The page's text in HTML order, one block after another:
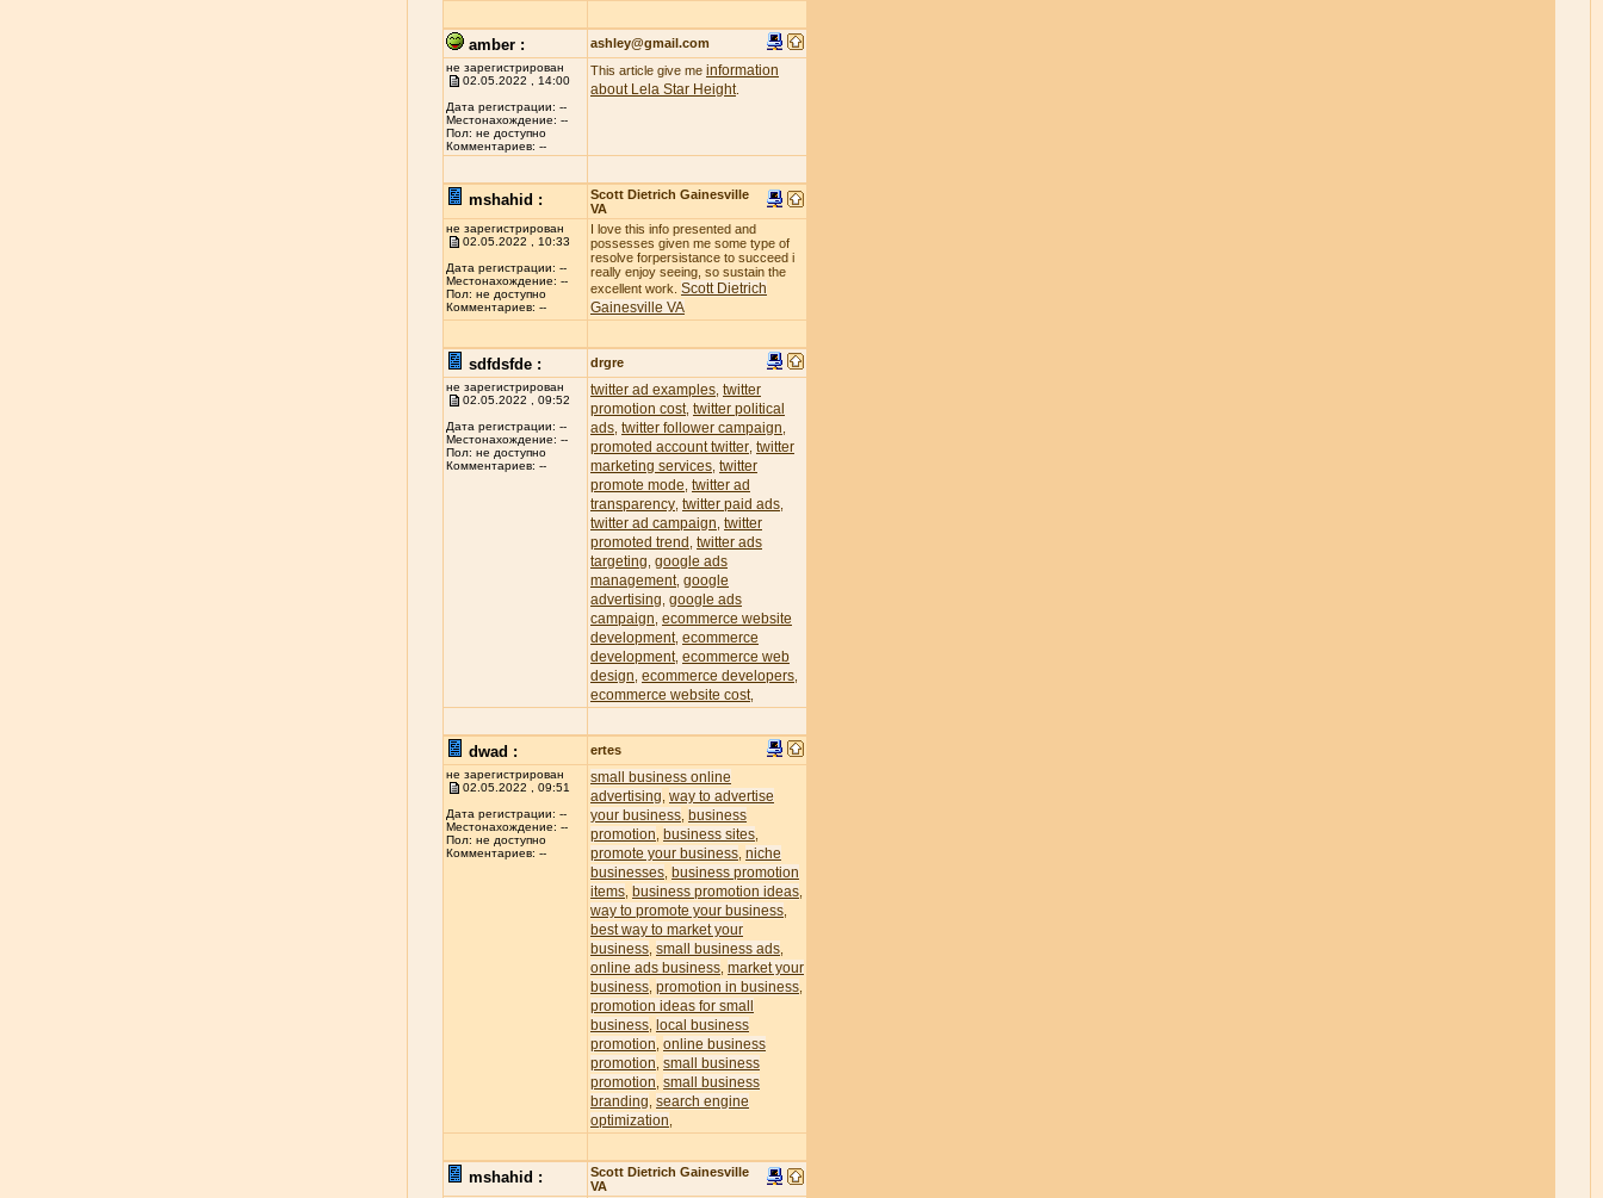
amber : ashley@gmail.com
не зарегистрирован
02.05.2022 , 14:00
Дата регистрации: --
Местонахождение: --
Пол: не доступно
Комментариев: --
This article give me information
about Lela Star Height.
mshahid :
Scott Dietrich Gainesville
VA
не зарегистрирован
02.05.2022 , 10:33
Дата регистрации: --
Местонахождение: --
Пол: не доступно
Комментариев: --
I love this info presented and
possesses given me some type of
resolve forpersistance to succeed i
really enjoy seeing, so sustain the
excellent work. Scott Dietrich
Gainesville VA
sdfdsfde : drgre
не зарегистрирован
02.05.2022 , 09:52
Дата регистрации: --
Местонахождение: --
Пол: не доступно
Комментариев: --
twitter ad examples twitter
promotion cost, twitter political
ads twitter follower campaign
promoted account twitter twitter
marketing services twitter
promote mode twitter ad
transparency twitter paid ads
twitter ad campaign twitter
promoted trend twitter ads
targeting google ads
management, google
advertising google ads
campaign ecommerce website
development, ecommerce
development, ecommerce web
design ecommerce developers
ecommerce website cost,
dwad : ertes
не зарегистрирован
02.05.2022 , 09:51
Дата регистрации: --
Местонахождение: --
Пол: не доступно
Комментариев: --
small business online
advertising way to advertise
your business business
promotion business sites
promote your business niche
businesses business promotion
items business promotion ideas
way to promote your business
best way to market your
business small business ads
online ads business market your
business promotion in business
promotion ideas for small
business
local business
promotion online business
promotion small business
promotion small business
branding search engine
optimization
mshahid :
Scott Dietrich Gainesville
VA